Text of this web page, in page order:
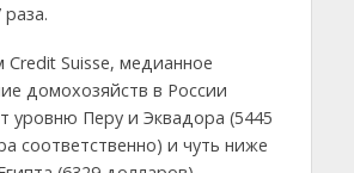
Credit Suisse, медианное
домохозяйств в России
уровню Перу и Эквадора (5445
соответственно) и чуть ниже